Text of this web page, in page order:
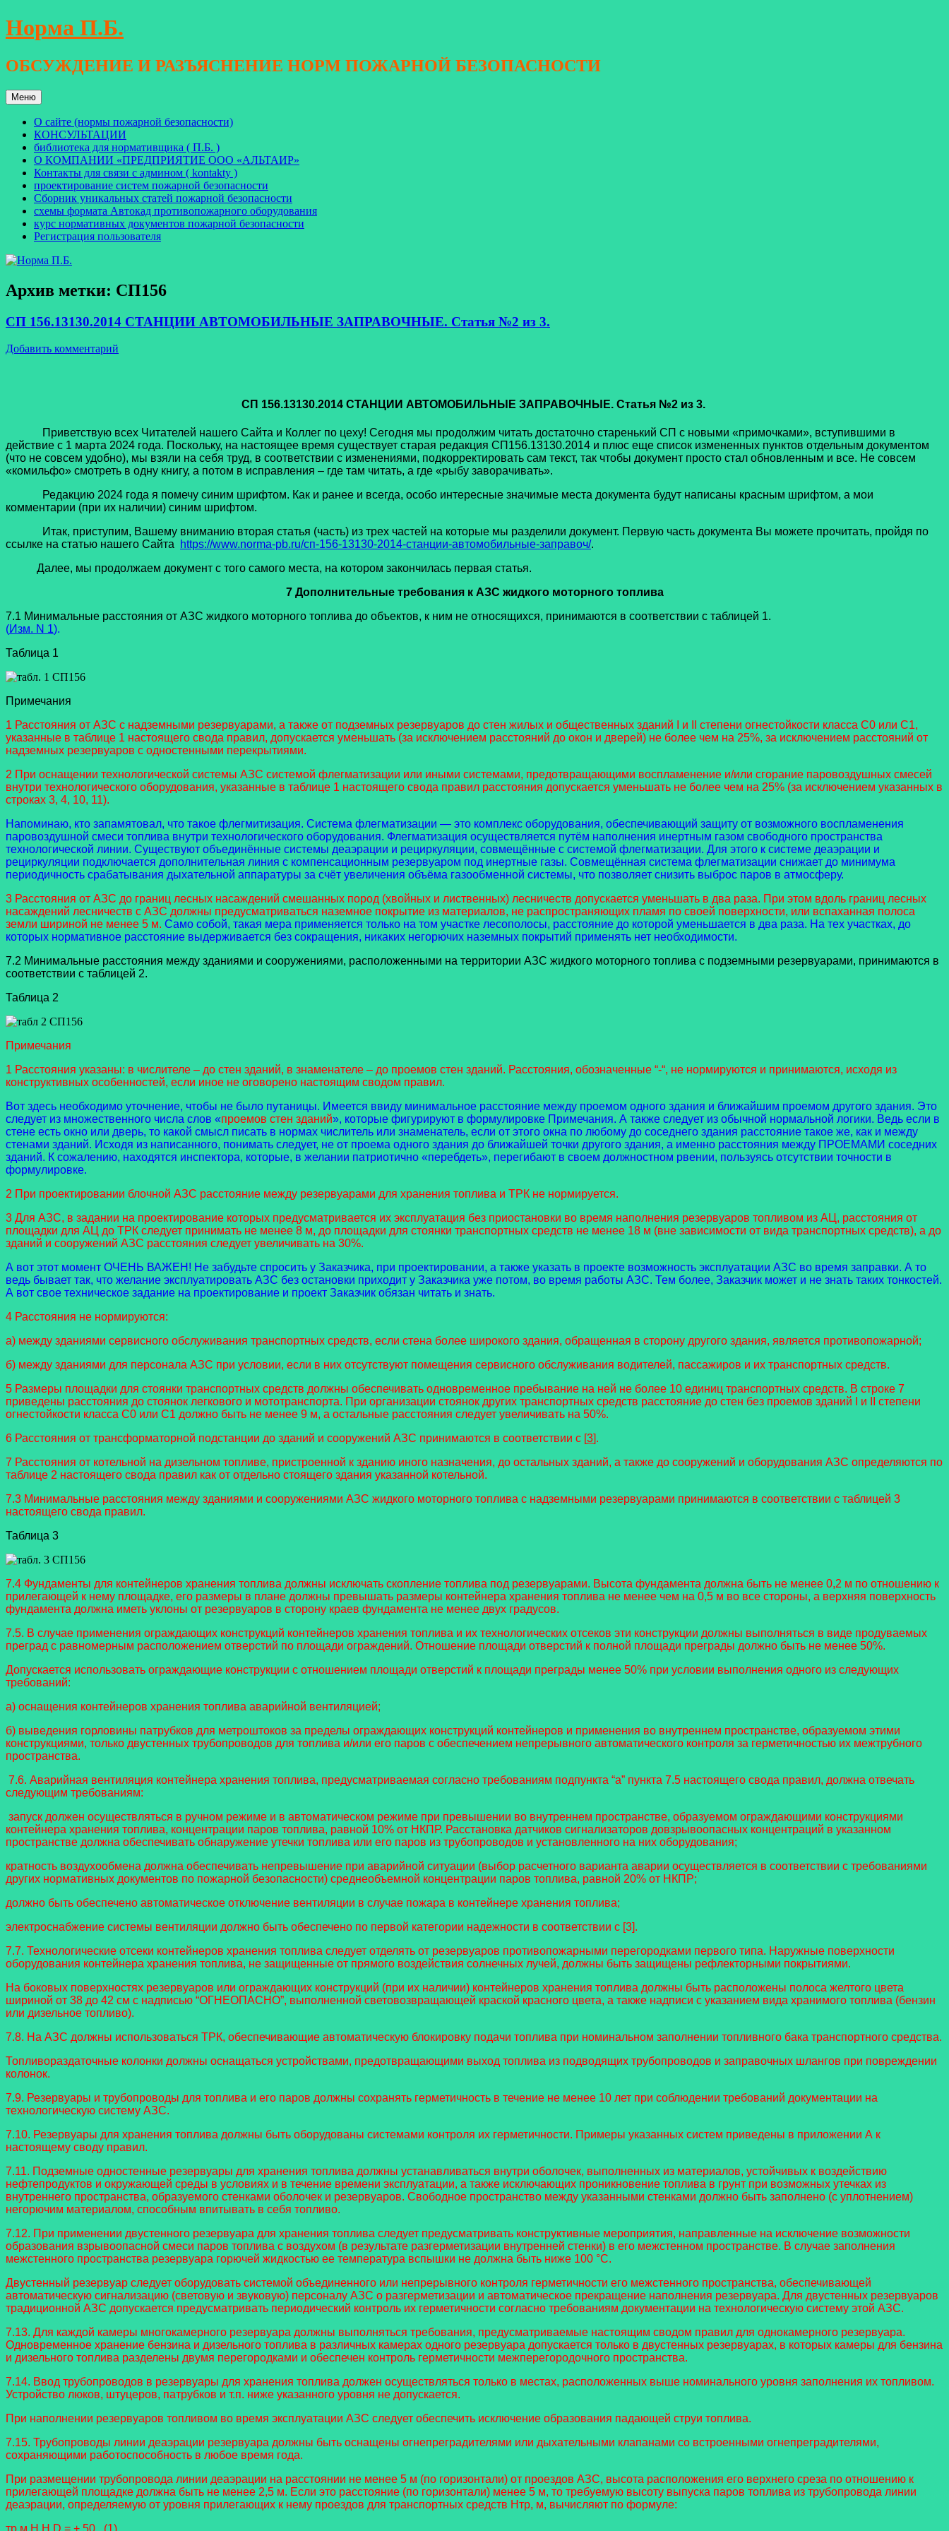
Перейти
к
Норма П.Б.
ОБСУЖДЕНИЕ И РАЗЪЯСНЕНИЕ НОРМ ПОЖАРНОЙ БЕЗОПАСНОСТИ
Меню
О сайте (нормы пожарной безопасности)
КОНСУЛЬТАЦИИ
библиотека для нормативщика ( П.Б. )
О КОМПАНИИ «ПРЕДПРИЯТИЕ ООО «АЛЬТАИР»
Контакты для связи с админом ( kontakty )
проектирование систем пожарной безопасности
Сборник уникальных статей пожарной безопасности
схемы формата Автокад противопожарного оборудования
курс нормативных документов пожарной безопасности
Регистрация пользователя
Архив метки: СП156
СП 156.13130.2014 СТАНЦИИ АВТОМОБИЛЬНЫЕ ЗАПРАВОЧНЫЕ. Статья №2 из 3.
Добавить комментарий
СП 156.13130.2014 СТАНЦИИ АВТОМОБИЛЬНЫЕ ЗАПРАВОЧНЫЕ. Статья №2 из 3.
Приветствую всех Читателей нашего Сайта и Коллег по цеху! Сегодня мы продолжим читать достаточно старенький СП с новыми «примочками», вступившими в
действие с 1 марта 2024 года. Поскольку, на настоящее время существует старая редакция СП156.13130.2014 и плюс еще список измененных пунктов отдельным документом
(что не совсем удобно), мы взяли на себя труд, в соответствии с изменениями, подкорректировать сам текст, так чтобы документ просто стал обновленным и все. Не совсем
«комильфо» смотреть в одну книгу, а потом в исправления – где там читать, а где «рыбу заворачивать».
Редакцию 2024 года я помечу синим шрифтом. Как и ранее и всегда, особо интересные значимые места документа будут написаны красным шрифтом, а мои
комментарии (при их наличии) синим шрифтом.
Итак, приступим, Вашему вниманию вторая статья (часть) из трех частей на которые мы разделили документ. Первую часть документа Вы можете прочитать, пройдя по
ссылке на статью нашего Сайта
https://www.norma-pb.ru/сп-156-13130-2014-станции-автомобильные-заправоч/.
Далее, мы продолжаем документ с того самого места, на котором закончилась первая статья.
7 Дополнительные требования к АЗС жидкого моторного топлива
7.1 Минимальные расстояния от АЗС жидкого моторного топлива до объектов, к ним не относящихся, принимаются в соответствии с таблицей 1.
(Изм. N 1).
Таблица 1
Примечания
1 Расстояния от АЗС с надземными резервуарами, а также от подземных резервуаров до стен жилых и общественных зданий I и II степени огнестойкости класса С0 или С1,
указанные в таблице 1 настоящего свода правил, допускается уменьшать (за исключением расстояний до окон и дверей) не более чем на 25%, за исключением расстояний от
надземных резервуаров с одностенными перекрытиями.
2 При оснащении технологической системы АЗС системой флегматизации или иными системами, предотвращающими воспламенение и/или сгорание паровоздушных смесей
внутри технологического оборудования, указанные в таблице 1 настоящего свода правил расстояния допускается уменьшать не более чем на 25% (за исключением указанных в
строках 3, 4, 10, 11).
Напоминаю, кто запамятовал, что такое флегмитизация. Система флегматизации — это комплекс оборудования, обеспечивающий защиту от возможного воспламенения
паровоздушной смеси топлива внутри технологического оборудования. Флегматизация осуществляется путём наполнения инертным газом свободного пространства
технологической линии. Существуют объединённые системы деаэрации и рециркуляции, совмещённые с системой флегматизации. Для этого к системе деаэрации и
рециркуляции подключается дополнительная линия с компенсационным резервуаром под инертные газы. Совмещённая система флегматизации снижает до минимума
периодичность срабатывания дыхательной аппаратуры за счёт увеличения объёма газообменной системы, что позволяет снизить выброс паров в атмосферу.
3 Расстояния от АЗС до границ лесных насаждений смешанных пород (хвойных и лиственных) лесничеств допускается уменьшать в два раза. При этом вдоль границ лесных
насаждений лесничеств с АЗС должны предусматриваться наземное покрытие из материалов, не распространяющих пламя по своей поверхности, или вспаханная полоса
земли шириной не менее 5 м. Само собой, такая мера применяется только на том участке лесополосы, расстояние до которой уменьшается в два раза. На тех участках, до
которых нормативное расстояние выдерживается без сокращения, никаких негорючих наземных покрытий применять нет необходимости.
7.2 Минимальные расстояния между зданиями и сооружениями, расположенными на территории АЗС жидкого моторного топлива с подземными резервуарами, принимаются в
соответствии с таблицей 2.
Таблица 2
Примечания
1 Расстояния указаны: в числителе – до стен зданий, в знаменателе – до проемов стен зданий. Расстояния, обозначенные “-“, не нормируются и принимаются, исходя из
конструктивных особенностей, если иное не оговорено настоящим сводом правил.
Вот здесь необходимо уточнение, чтобы не было путаницы. Имеется ввиду минимальное расстояние между проемом одного здания и ближайшим проемом другого здания. Это
следует из множественного числа слов «проемов стен зданий», которые фигурируют в формулировке Примечания. А также следует из обычной нормальной логики. Ведь если в
стене есть окно или дверь, то какой смысл писать в нормах числитель или знаменатель, если от этого окна по любому до соседнего здания расстояние такое же, как и между
стенами зданий. Исходя из написанного, понимать следует, не от проема одного здания до ближайшей точки другого здания, а именно расстояния между ПРОЕМАМИ соседних
зданий. К сожалению, находятся инспектора, которые, в желании патриотично «перебдеть», перегибают в своем должностном рвении, пользуясь отсутствии точности в
формулировке.
2 При проектировании блочной АЗС расстояние между резервуарами для хранения топлива и ТРК не нормируется.
3 Для АЗС, в задании на проектирование которых предусматривается их эксплуатация без приостановки во время наполнения резервуаров топливом из АЦ, расстояния от
площадки для АЦ до ТРК следует принимать не менее 8 м, до площадки для стоянки транспортных средств не менее 18 м (вне зависимости от вида транспортных средств), а до
зданий и сооружений АЗС расстояния следует увеличивать на 30%.
А вот этот момент ОЧЕНЬ ВАЖЕН! Не забудьте спросить у Заказчика, при проектировании, а также указать в проекте возможность эксплуатации АЗС во время заправки. А то
ведь бывает так, что желание эксплуатировать АЗС без остановки приходит у Заказчика уже потом, во время работы АЗС. Тем более, Заказчик может и не знать таких тонкостей.
А вот свое техническое задание на проектирование и проект Заказчик обязан читать и знать.
4 Расстояния не нормируются:
а) между зданиями сервисного обслуживания транспортных средств, если стена более широкого здания, обращенная в сторону другого здания, является противопожарной;
б) между зданиями для персонала АЗС при условии, если в них отсутствуют помещения сервисного обслуживания водителей, пассажиров и их транспортных средств.
5 Размеры площадки для стоянки транспортных средств должны обеспечивать одновременное пребывание на ней не более 10 единиц транспортных средств. В строке 7
приведены расстояния до стоянок легкового и мототранспорта. При организации стоянок других транспортных средств расстояние до стен без проемов зданий I и II степени
огнестойкости класса С0 или С1 должно быть не менее 9 м, а остальные расстояния следует увеличивать на 50%.
6 Расстояния от трансформаторной подстанции до зданий и сооружений АЗС принимаются в соответствии с [3].
7 Расстояния от котельной на дизельном топливе, пристроенной к зданию иного назначения, до остальных зданий, а также до сооружений и оборудования АЗС определяются по
таблице 2 настоящего свода правил как от отдельно стоящего здания указанной котельной.
7.3 Минимальные расстояния между зданиями и сооружениями АЗС жидкого моторного топлива с надземными резервуарами принимаются в соответствии с таблицей 3
настоящего свода правил.
Таблица 3
7.4 Фундаменты для контейнеров хранения топлива должны исключать скопление топлива под резервуарами. Высота фундамента должна быть не менее 0,2 м по отношению к
прилегающей к нему площадке, его размеры в плане должны превышать размеры контейнера хранения топлива не менее чем на 0,5 м во все стороны, а верхняя поверхность
фундамента должна иметь уклоны от резервуаров в сторону краев фундамента не менее двух градусов.
7.5. В случае применения ограждающих конструкций контейнеров хранения топлива и их технологических отсеков эти конструкции должны выполняться в виде продуваемых
преград с равномерным расположением отверстий по площади ограждений. Отношение площади отверстий к полной площади преграды должно быть не менее 50%.
Допускается использовать ограждающие конструкции с отношением площади отверстий к площади преграды менее 50% при условии выполнения одного из следующих
требований:
а) оснащения контейнеров хранения топлива аварийной вентиляцией;
б) выведения горловины патрубков для метроштоков за пределы ограждающих конструкций контейнеров и применения во внутреннем пространстве, образуемом этими
конструкциями, только двустенных трубопроводов для топлива и/или его паров с обеспечением непрерывного автоматического контроля за герметичностью их межтрубного
пространства.
7.6. Аварийная вентиляция контейнера хранения топлива, предусматриваемая согласно требованиям подпункта “а” пункта 7.5 настоящего свода правил, должна отвечать
следующим требованиям:
запуск должен осуществляться в ручном режиме и в автоматическом режиме при превышении во внутреннем пространстве, образуемом ограждающими конструкциями
контейнера хранения топлива, концентрации паров топлива, равной 10% от НКПР. Расстановка датчиков сигнализаторов довзрывоопасных концентраций в указанном
пространстве должна обеспечивать обнаружение утечки топлива или его паров из трубопроводов и установленного на них оборудования;
кратность воздухообмена должна обеспечивать непревышение при аварийной ситуации (выбор расчетного варианта аварии осуществляется в соответствии с требованиями
других нормативных документов по пожарной безопасности) среднеобъемной концентрации паров топлива, равной 20% от НКПР;
должно быть обеспечено автоматическое отключение вентиляции в случае пожара в контейнере хранения топлива;
электроснабжение системы вентиляции должно быть обеспечено по первой категории надежности в соответствии с [3].
7.7. Технологические отсеки контейнеров хранения топлива следует отделять от резервуаров противопожарными перегородками первого типа. Наружные поверхности
оборудования контейнера хранения топлива, не защищенные от прямого воздействия солнечных лучей, должны быть защищены рефлекторными покрытиями.
На боковых поверхностях резервуаров или ограждающих конструкций (при их наличии) контейнеров хранения топлива должны быть расположены полоса желтого цвета
шириной от 38 до 42 см с надписью “ОГНЕОПАСНО”, выполненной световозвращающей краской красного цвета, а также надписи с указанием вида хранимого топлива (бензин
или дизельное топливо).
7.8. На АЗС должны использоваться ТРК, обеспечивающие автоматическую блокировку подачи топлива при номинальном заполнении топливного бака транспортного средства.
Топливораздаточные колонки должны оснащаться устройствами, предотвращающими выход топлива из подводящих трубопроводов и заправочных шлангов при повреждении
колонок.
7.9. Резервуары и трубопроводы для топлива и его паров должны сохранять герметичность в течение не менее 10 лет при соблюдении требований документации на
технологическую систему АЗС.
7.10. Резервуары для хранения топлива должны быть оборудованы системами контроля их герметичности. Примеры указанных систем приведены в приложении А к
настоящему своду правил.
7.11. Подземные одностенные резервуары для хранения топлива должны устанавливаться внутри оболочек, выполненных из материалов, устойчивых к воздействию
нефтепродуктов и окружающей среды в условиях и в течение времени эксплуатации, а также исключающих проникновение топлива в грунт при возможных утечках из
внутреннего пространства, образуемого стенками оболочек и резервуаров. Свободное пространство между указанными стенками должно быть заполнено (с уплотнением)
негорючим материалом, способным впитывать в себя топливо.
7.12. При применении двустенного резервуара для хранения топлива следует предусматривать конструктивные мероприятия, направленные на исключение возможности
образования взрывоопасной смеси паров топлива с воздухом (в результате разгерметизации внутренней стенки) в его межстенном пространстве. В случае заполнения
межстенного пространства резервуара горючей жидкостью ее температура вспышки не должна быть ниже 100 °C.
Двустенный резервуар следует оборудовать системой объединенного или непрерывного контроля герметичности его межстенного пространства, обеспечивающей
автоматическую сигнализацию (световую и звуковую) персоналу АЗС о разгерметизации и автоматическое прекращение наполнения резервуара. Для двустенных резервуаров
традиционной АЗС допускается предусматривать периодический контроль их герметичности согласно требованиям документации на технологическую систему этой АЗС.
7.13. Для каждой камеры многокамерного резервуара должны выполняться требования, предусматриваемые настоящим сводом правил для однокамерного резервуара.
Одновременное хранение бензина и дизельного топлива в различных камерах одного резервуара допускается только в двустенных резервуарах, в которых камеры для бензина
и дизельного топлива разделены двумя перегородками и обеспечен контроль герметичности межперегородочного пространства.
7.14. Ввод трубопроводов в резервуары для хранения топлива должен осуществляться только в местах, расположенных выше номинального уровня заполнения их топливом.
Устройство люков, штуцеров, патрубков и т.п. ниже указанного уровня не допускается.
При наполнении резервуаров топливом во время эксплуатации АЗС следует обеспечить исключение образования падающей струи топлива.
7.15. Трубопроводы линии деаэрации резервуара должны быть оснащены огнепреградителями или дыхательными клапанами со встроенными огнепреградителями,
сохраняющими работоспособность в любое время года.
При размещении трубопровода линии деаэрации на расстоянии не менее 5 м (по горизонтали) от проездов АЗС, высота расположения его верхнего среза по отношению к
прилегающей площадке должна быть не менее 2,5 м. Если это расстояние (по горизонтали) менее 5 м, то требуемую высоту выпуска паров топлива из трубопровода линии
деаэрации, определяемую от уровня прилегающих к нему проездов для транспортных средств Нтр, м, вычисляют по формуле: